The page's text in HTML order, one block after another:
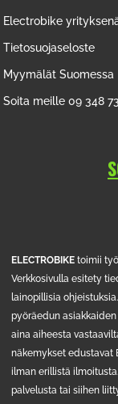
Electrobike
Tietosuojaseloste
Myymälät Suomessa
Soita meille 09 348
ELECTROBIKE toimii
Verkkosivulla esitety
lainopillisia
pyöräedun
aina aiheesta
näkemykset edustavat
ilman erillistä
palvelusta tai siihen